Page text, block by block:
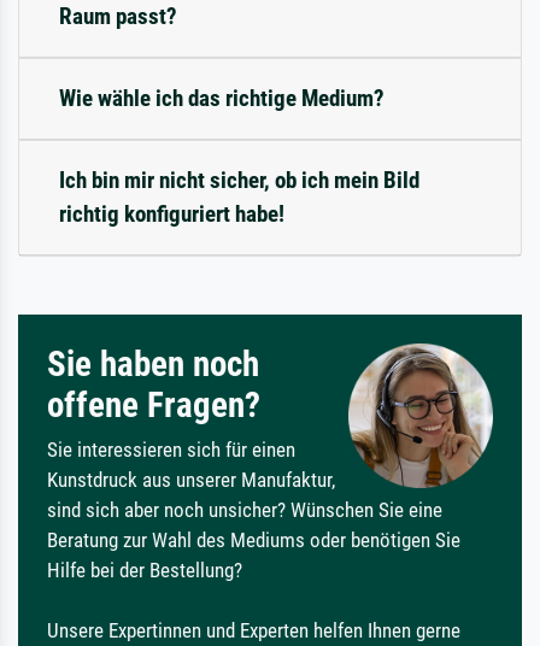
Raum passt?
Wie wähle ich das richtige Medium?
Ich bin mir nicht sicher, ob ich mein Bild
richtig konfiguriert habe!
Sie haben noch
offene Fragen?
Sie interessieren sich für einen
Kunstdruck aus unserer Manufaktur,
sind sich aber noch unsicher? Wünschen Sie eine
Beratung zur Wahl des Mediums oder benötigen Sie
Hilfe bei der Bestellung?
Unsere Expertinnen und Experten helfen Ihnen gerne